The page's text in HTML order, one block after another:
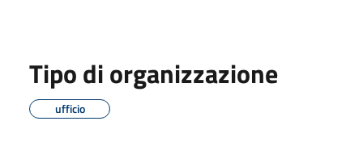
Tipo di organizzazione
ufficio